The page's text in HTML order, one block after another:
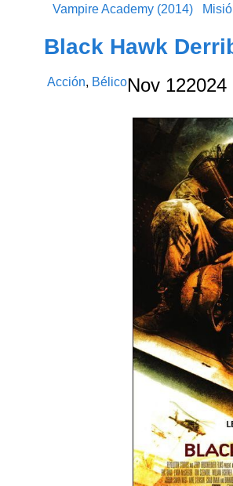
Vampire Academy (2014)
Black Hawk
Acción, BélicoNov 122024